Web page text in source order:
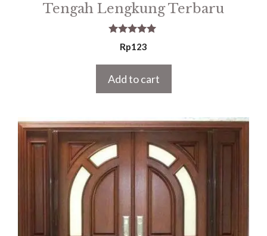
Tengah Lengkung Terbaru
5.00
out of 5
Rp123
Add to cart